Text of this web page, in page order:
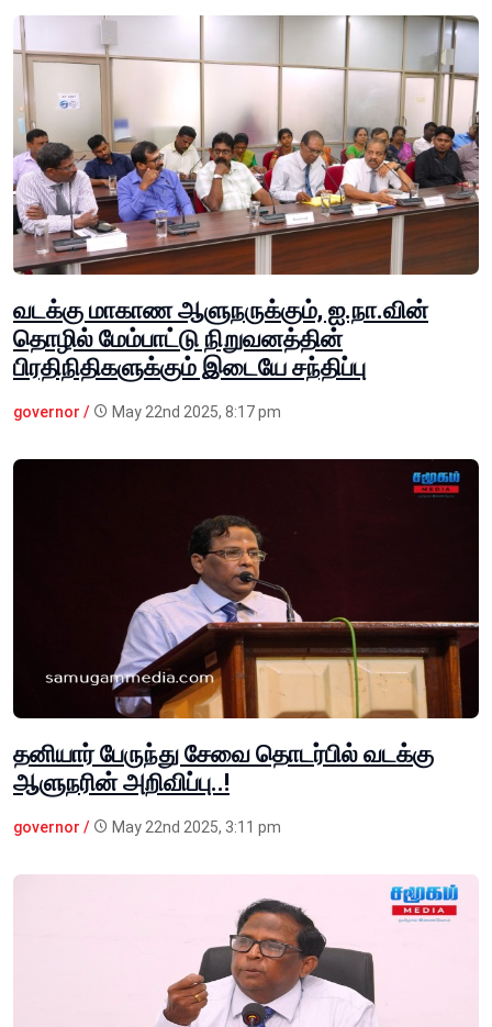
வடக்கு மாகாண ஆளுநருக்கும், ஐ.நா.வின்
தொழில் மேம்பாட்டு நிறுவனத்தின்
பிரதிநிதிகளுக்கும் இடையே சந்திப்பு
governor / May 22nd 2025, 8:17 pm
தனியார் பேருந்து சேவை தொடர்பில் வடக்கு
ஆளுநரின் அறிவிப்பு..!
governor / May 22nd 2025, 3:11 pm